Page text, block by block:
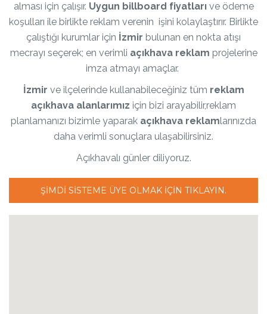
alması için çalışır. Uygun billboard fiyatlarıve ödeme
koşulları ile birlikte reklam verenin işini kolaylaştırır. Birlikte
çalıştığı kurumlar için İzmir bulunan en nokta atışı
mecrayı seçerek; en verimli açıkhava reklam projelerine
imza atmayı amaçlar.
İzmir ve ilçelerinde kullanabileceğiniz tüm reklam
açıkhava alanlarımız için bizi arayabilir,reklam
planlamanızı bizimle yaparak açıkhava reklamlarınızda
daha verimli sonuçlara ulaşabilirsiniz.
Açıkhavalı günler diliyoruz.
ŞIMDI SISTEME ÜYE OLMAK IÇIN TIKLAYIN.